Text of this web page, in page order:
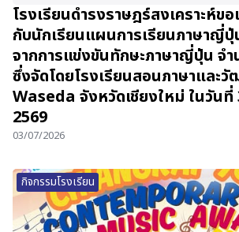
โรงเรียนดำรงราษฎร์สงเคราะห์ข
กับนักเรียนแผนการเรียนภาษาญี่ปุ่
จากการแข่งขันทักษะภาษาญี่ปุ่น จำ
ซึ่งจัดโดยโรงเรียนสอนภาษาและ
Waseda จังหวัดเชียงใหม่ ในวัน
2569
03/07/2026
กิจกรรมโรงเรียน